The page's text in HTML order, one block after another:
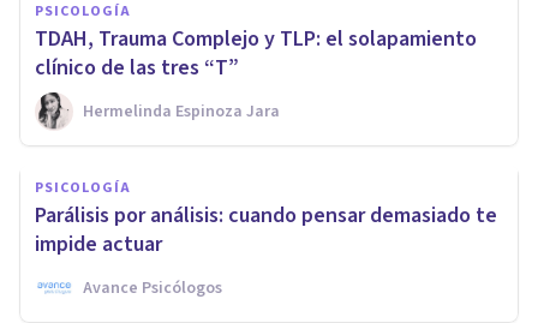
PSICOLOGÍA
TDAH, Trauma Complejo y TLP: el solapamiento
clínico de las tres “T”
Hermelinda Espinoza Jara
PSICOLOGÍA
Parálisis por análisis: cuando pensar demasiado te
impide actuar
Avance Psicólogos